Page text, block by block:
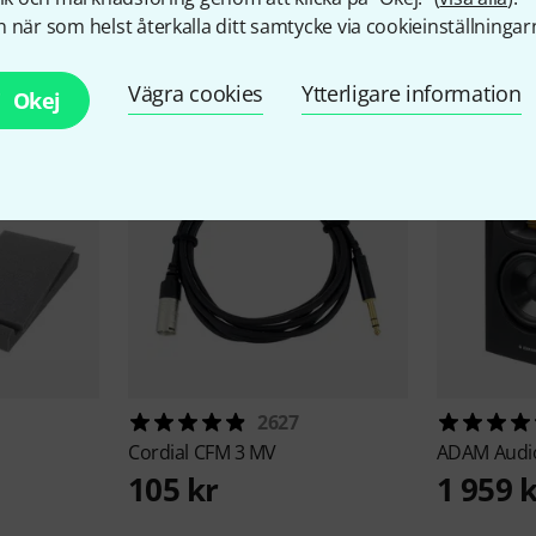
när som helst återkalla ditt samtycke via
Okej Vägra cookies Ytterligare information
& matchande
2627
Cordial CFM 3 MV
105 kr
ADAM
1 959